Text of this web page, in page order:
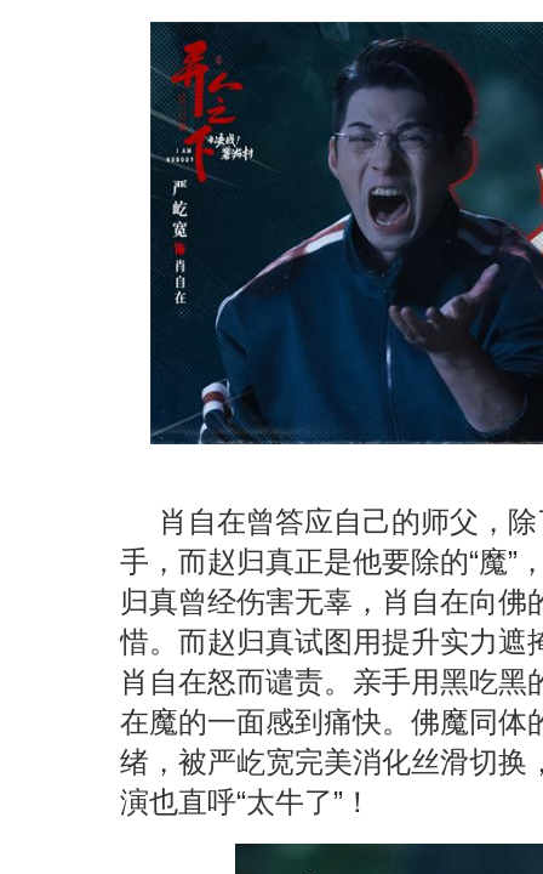
肖自在曾答应自己的师父，
手，而赵归真正是他要除的“魔”
归真曾经伤害无辜，肖自在向
惜。而赵归真试图用提升实力遮
肖自在怒而谴责。亲手用黑吃
在魔的一面感到痛快。佛魔同体
绪，被严屹宽完美消化丝滑切换
演也直呼“太牛了”！